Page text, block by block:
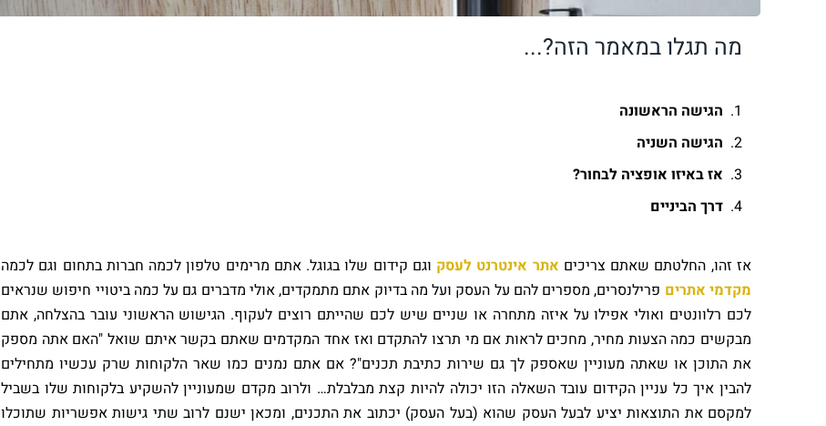
מה תגלו במאמר הזה?...
הגישה הראשונה
הגישה השניה
אז באיזו אופציה לבחור?
דרך הביניים
אז זהו, החלטתם שאתם צריכים אתר אינטרנט לעסק וגם קידום שלו בגוגל. אתם מרימים טלפון לכמה חברות בתחום וגם לכמה
מקדמי אתרים פרילנסרים, מספרים להם על העסק ועל מה בדיוק אתם מתמקדים, אולי מדברים גם על כמה ביטויי חיפוש שנראים
לכם רלוונטים ואולי אפילו על איזה מתחרה או שניים שיש לכם שהייתם רוצים לעקוף. הגישוש הראשוני עובר בהצלחה, אתם
מבקשים כמה הצעות מחיר, מחכים לראות אם מי תרצו להתקדם ואז אחד המקדמים שאתם בקשר איתם שואל "האם אתה מספק
את התוכן או שאתה מעוניין שאספק לך גם שירות כתיבת תכנים"? אם אתם נמנים כמו שאר הלקוחות שרק עכשיו מתחילים
להבין איך כל עניין הקידום עובד השאלה הזו יכולה להיות קצת מבלבלת… ולרוב מקדם שמעוניין להשקיע בלקוחות שלו בשביל
למקסם את התוצאות יציע לבעל העסק שהוא (בעל העסק) יכתוב את התכנים, ומכאן ישנם לרוב שתי גישות אפשריות שתוכלו